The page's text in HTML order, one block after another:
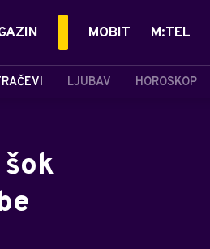
LJUBAV HOROSKOP
MOBIT M:TEL